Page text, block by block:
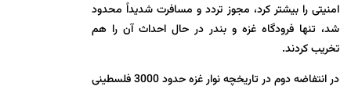
امنیتی را بیشتر کرد، مجوز تردد و مسافرت شدیداً محدود
شد، تنها فرودگاه غزه و بندر در حال احداث آن را هم
تخریب کردند.
در انتفاضه دوم در تاریخچه نوار غزه حدود 3000 فلسطینی